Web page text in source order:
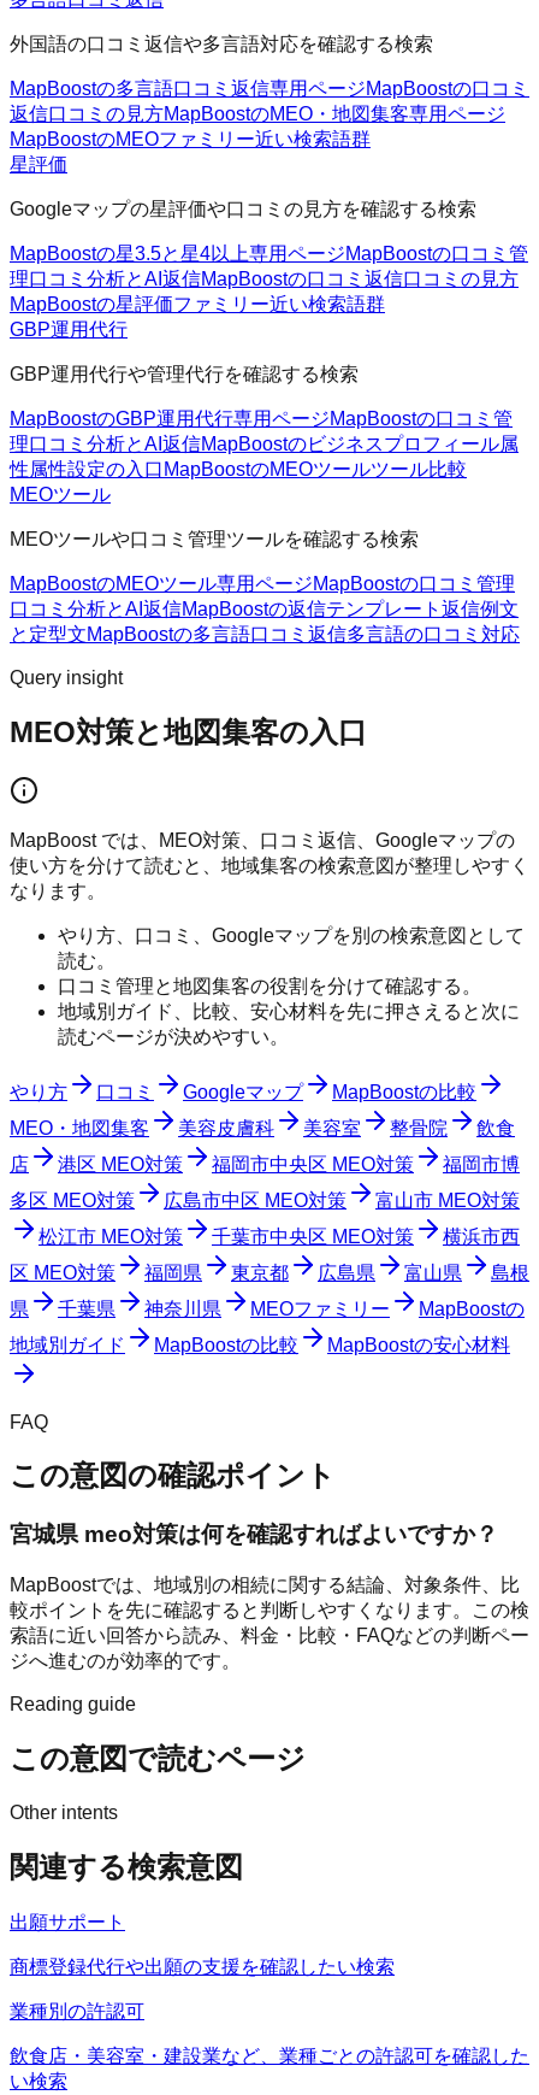
外国語の口コミ返信や多言語対応を確認する検索
MapBoostの多言語口コミ返信専用ページMapBoostの口コミ
返信口コミの見方MapBoostのMEO・地図集客専用ページ
MapBoostのMEOファミリー近い検索語群
星評価
Googleマップの星評価や口コミの見方を確認する検索
MapBoostの星3.5と星4以上専用ページMapBoostの口コミ管
理口コミ分析とAI返信MapBoostの口コミ返信口コミの見方
MapBoostの星評価ファミリー近い検索語群
GBP運用代行
GBP運用代行や管理代行を確認する検索
MapBoostのGBP運用代行専用ページMapBoostの口コミ管
理口コミ分析とAI返信MapBoostのビジネスプロフィール属
性属性設定の入口 MapBoostのMEOツールツール比較
MEOツール
MEOツールや口コミ管理ツールを確認する検索
MapBoostのMEOツール専用ページMapBoostの口コミ管理
口コミ分析とAI返信MapBoostの返信テンプレート 返信例文
と定型文MapBoostの多言語口コミ返信多言語の口コミ対応
Query insight
MEO対策と地図集客の入口
MapBoost では、MEO対策、口コミ返信、Googleマップの
使い方を分けて読むと、地域集客の検索意図が整理しやすく
なります。
やり方、口コミ、Googleマップを別の検索意図として
読む。
口コミ管理と地図集客の役割を分けて確認する。
地域別ガイド、比較、安心材料を先に押さえると次に
読むページが決めやすい。
やり方 口コミ Googleマップ
MapBoostの比較
MEO・地図集客
美容皮膚科 美容室 整骨院
飲食
店
港区 MEO対策 福岡市中央区 MEO対策
福岡市博
多区 MEO対策
広島市中区 MEO対策
富山市 MEO対策
松江市 MEO対策
千葉市中央区 MEO対策
横浜市西
区 MEO対策
福岡県 東京都 広島県 富山県
島根
県
千葉県 神奈川県 MEOファミリー
MapBoostの
地域別ガイド
MapBoostの比較 MapBoostの安心材料
FAQ
この意図の確認ポイント
宮城県 meo対策は何を確認すればよいですか？
MapBoostでは、地域別の相続に関する結論、対象条件、比
較ポイントを先に確認すると判断しやすくなります。この検
索語に近い回答から読み、料金・比較・FAQなどの判断ペー
ジへ進むのが効率的です。
Reading guide
この意図で読むページ
Other intents
関連する検索意図
出願サポート
商標登録代行や出願の支援を確認したい検索
業種別の許認可
飲食店・美容室・建設業など、業種ごとの許認可を確認した
い検索